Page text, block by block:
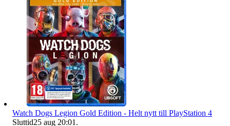
Watch Dogs Legion Gold Edition - Helt nytt till PlayStation 4
Sluttid25 aug 20:01 .